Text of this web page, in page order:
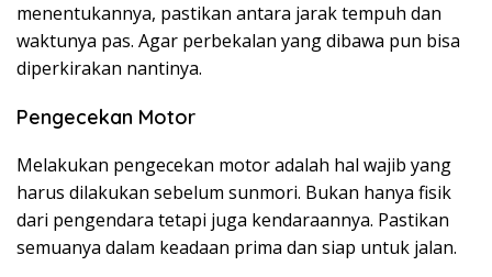
menentukannya, pastikan antara jarak tempuh dan
waktunya pas. Agar perbekalan yang dibawa pun bisa
diperkirakan nantinya.
Pengecekan Motor
Melakukan pengecekan motor adalah hal wajib yang
harus dilakukan sebelum sunmori. Bukan hanya fisik
dari pengendara tetapi juga kendaraannya. Pastikan
semuanya dalam keadaan prima dan siap untuk jalan.